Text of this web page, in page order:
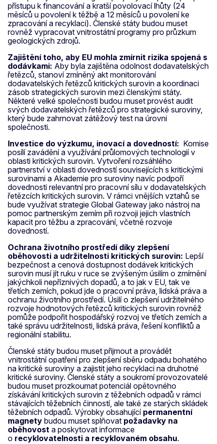
přístupu k financování a kratší povolovací lhůty (24
měsíců u povolení k těžbě a 12 měsíců u povolení ke
zpracování a recyklaci). Členské státy budou muset
rovněž vypracovat vnitrostátní programy pro průzkum
geologických zdrojů.
Zajištění toho, aby EU mohla zmírnit rizika spojená s
dodávkami: Aby byla zajištěna odolnost dodavatelských
řetězců, stanoví zmíněný akt monitorování
dodavatelských řetězců kritických surovin a koordinaci
zásob strategických surovin mezi členskými státy.
Některé velké společnosti budou muset provést audit
svých dodavatelských řetězců pro strategické suroviny,
který bude zahrnovat zátěžový test na úrovni
společnosti.
Investice do výzkumu, inovací a dovedností: Komise
posílí zavádění a využívání průlomových technologií v
oblasti kritických surovin. Vytvoření rozsáhlého
partnerství v oblasti dovedností souvisejících s kritickými
surovinami a Akademie pro suroviny navíc podpoří
dovednosti relevantní pro pracovní sílu v dodavatelských
řetězcích kritických surovin. V rámci vnějších vztahů se
bude využívat strategie Global Gateway jako nástroj na
pomoc partnerským zemím při rozvoji jejich vlastních
kapacit pro těžbu a zpracování, včetně rozvoje
dovedností.
Ochrana životního prostředí díky zlepšení
oběhovosti a udržitelnosti kritických surovin: Lepší
bezpečnost a cenová dostupnost dodávek kritických
surovin musí jít ruku v ruce se zvýšeným úsilím o zmírnění
jakýchkoli nepříznivých dopadů, a to jak v EU, tak ve
třetích zemích, pokud jde o pracovní práva, lidská práva a
ochranu životního prostředí. Úsilí o zlepšení udržitelného
rozvoje hodnotových řetězců kritických surovin rovněž
pomůže podpořit hospodářský rozvoj ve třetích zemích a
také správu udržitelnosti, lidská práva, řešení konfliktů a
regionální stabilitu.
Členské státy budou muset přijmout a provádět
vnitrostátní opatření pro zlepšení sběru odpadu bohatého
na kritické suroviny a zajistit jeho recyklaci na druhotné
kritické suroviny. Členské státy a soukromí provozovatelé
budou muset prozkoumat potenciál opětovného
získávání kritických surovin z těžebních odpadů v rámci
stávajících těžebních činností, ale také ze starých skládek
těžebních odpadů. Výrobky obsahující permanentní
magnety budou muset splňovat požadavky na
oběhovost a poskytovat informace
o recyklovatelnosti a recyklovaném obsahu.